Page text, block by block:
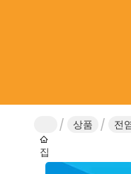
집
상품 전